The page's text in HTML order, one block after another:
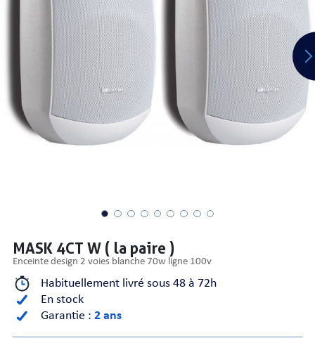
AUDIO
MASK 4CT W ( la paire )
enceinte design 2 voies blanche 70w ligne 100v
Habituellement livré sous 48 à 72h
En stock
Garantie : 2 ans